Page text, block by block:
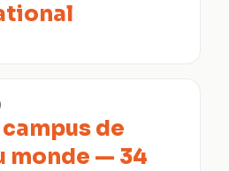
de
monde — 34